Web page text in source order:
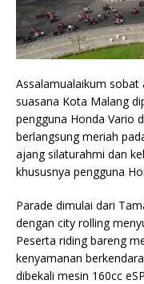
Assalamualaikum sobat
suasana Kota Malang
pengguna Honda Vario
berlangsung meriah
ajang silaturahmi dan
khususnya pengguna
Parade dimulai dari
dengan city rolling
Peserta riding bareng
kenyamanan
dibekali mesin 160cc